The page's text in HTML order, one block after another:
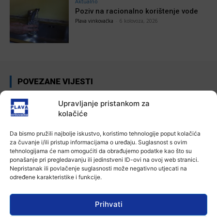
Upravljanje pristankom za
kolačiće
Da bismo pružili najbolje iskustvo, koristimo tehnologije poput kolačića
za čuvanje i/ili pristup informacijama o uređaju. Suglasnost s ovim
tehnologijama će nam omogućiti da obrađujemo podatke kao što su
ponašanje pri pregledavanju ili jedinstveni ID-ovi na ovoj web stranici.
Nepristanak ili povlačenje suglasnosti može negativno utjecati na
određene karakteristike i funkcije.
Prihvati
Poziv na racionalno korištenje vode
Plava vinkovačka 6 kolovoza, 2026
POVEZANE VIJESTI
Aktualno
Zbog niskog vodostaja otežana
plovidba na Dunavu
Aktualno
Krimići, trileri, ljubavne priče i
povijesna fikcija najtraženiji su
žanrovi ovoga ljeta u vinkovačkoj